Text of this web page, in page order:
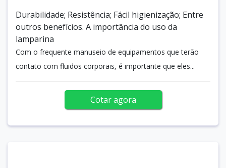
Durabilidade; Resistência; Fácil higienização; Entre
outros benefícios. A importância do uso da
lamparina
Com o frequente manuseio de equipamentos que terão
contato com fluidos corporais, é importante que eles...
Cotar agora